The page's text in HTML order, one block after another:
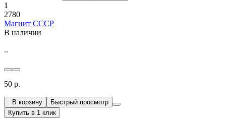
1
2780
Магнит СССР
В наличии
..
50 р.
В корзину
Быстрый просмотр
Купить в 1 клик